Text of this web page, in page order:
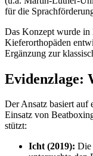
für die
Das Konzept wurde in
Kieferorthopäden
Ergänzung zur
Evidenzlage:
Der Ansatz basiert auf
Einsatz von
stützt:
Icht (2019): Die